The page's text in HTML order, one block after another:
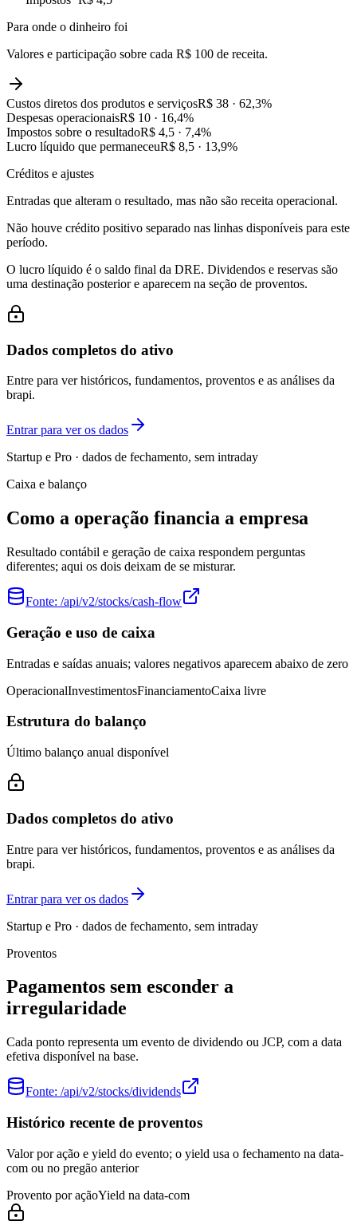
Para onde o dinheiro foi
Valores e participação sobre cada R$ 100 de receita.
Custos diretos dos produtos e serviçosR$ 38 · 62,3%
Despesas operacionaisR$ 10 · 16,4%
Impostos sobre o resultadoR$ 4,5 · 7,4%
Lucro líquido que permaneceuR$ 8,5 · 13,9%
Créditos e ajustes
Entradas que alteram o resultado, mas não são receita operacional.
Não houve crédito positivo separado nas linhas disponíveis para este
período.
O lucro líquido é o saldo final da DRE. Dividendos e reservas são
uma destinação posterior e aparecem na seção de proventos.
Dados completos do ativo
Entre para ver históricos, fundamentos, proventos e as análises da
brapi.
Entrar para ver os dados
Startup e Pro · dados de fechamento, sem intraday
Caixa e balanço
Como a operação financia a empresa
Resultado contábil e geração de caixa respondem perguntas
diferentes; aqui os dois deixam de se misturar.
Fonte: /api/v2/stocks/cash-flow
Geração e uso de caixa
Entradas e saídas anuais; valores negativos aparecem abaixo de zero
OperacionalInvestimentosFinanciamentoCaixa livre
Estrutura do balanço
Último balanço anual disponível
Dados completos do ativo
Entre para ver históricos, fundamentos, proventos e as análises da
brapi.
Entrar para ver os dados
Startup e Pro · dados de fechamento, sem intraday
Proventos
Pagamentos sem esconder a
irregularidade
Cada ponto representa um evento de dividendo ou JCP, com a data
efetiva disponível na base.
Fonte: /api/v2/stocks/dividends
Histórico recente de proventos
Valor por ação e yield do evento; o yield usa o fechamento na data-
com ou no pregão anterior
Provento por açãoYield na data-com